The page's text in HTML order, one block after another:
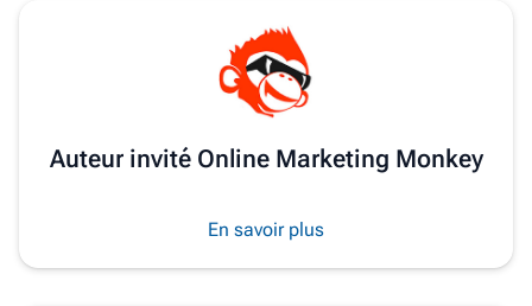
Auteur invité Online Marketing Monkey
En savoir plus